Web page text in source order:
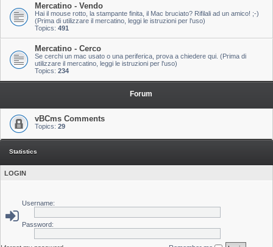
Mercatino - Vendo
Hai il mouse rotto, la stampante finita, il Mac bruciato? Rifilali ad un amico! ;-)
(Prima di utilizzare il mercatino, leggi le istruzioni per l'uso)
Topics: 491
Mercatino - Cerco
Se cerchi un mac usato o una periferica, prova a chiedere qui. (Prima di
utilizzare il mercatino, leggi le istruzioni per l'uso)
Topics: 234
Forum
vBCms Comments
Topics: 29
Statistics
LOGIN
Username:
Password: